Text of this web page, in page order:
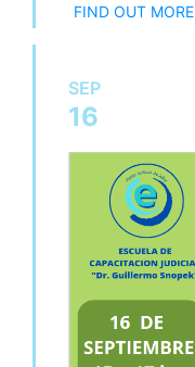
FIND OUT MORE
SEP
16